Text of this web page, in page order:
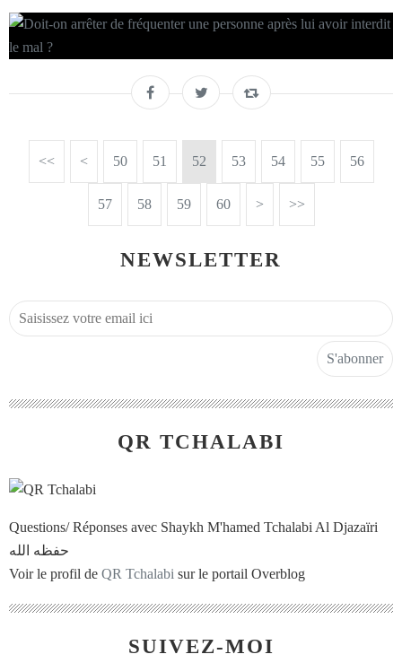
<< < 10
20
30
40
50 51 52 53 54 55 56
57 58 59 60 70
80
90
100
> >>
NEWSLETTER
QR TCHALABI
Questions/ Réponses avec Shaykh M'hamed Tchalabi Al Djazaïri
حفظه الله
Voir le profil de QR Tchalabi sur le portail Overblog
SUIVEZ-MOI